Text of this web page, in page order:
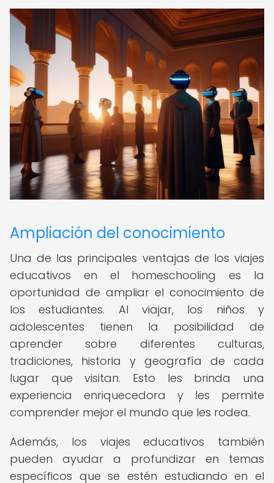
Ampliación del conocimiento
Una de las principales ventajas de los viajes
educativos en el homeschooling es la
oportunidad de ampliar el conocimiento de
los estudiantes. Al viajar, los niños y
adolescentes tienen la posibilidad de
aprender sobre diferentes culturas,
tradiciones, historia y geografía de cada
lugar que visitan. Esto les brinda una
experiencia enriquecedora y les permite
comprender mejor el mundo que les rodea.
Además, los viajes educativos también
pueden ayudar a profundizar en temas
específicos que se estén estudiando en el